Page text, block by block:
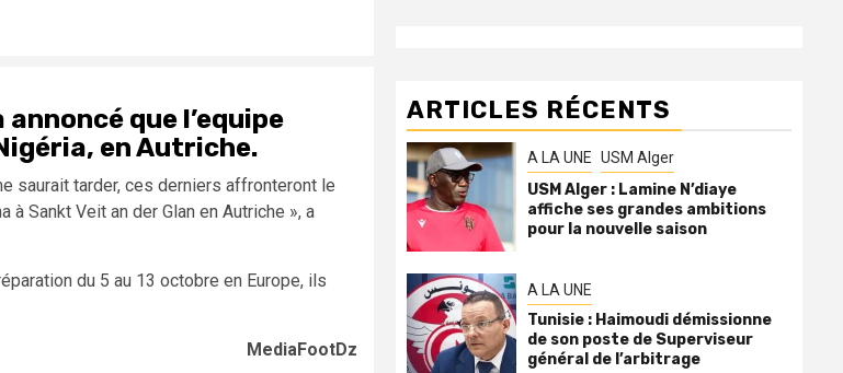
que l’equipe
en Autriche.
saurait tarder, ces derniers affronteront le
Sankt Veit an der Glan en Autriche », a
du 5 au 13 octobre en Europe, ils
MediaFootDz
ARTICLES RÉCENTS
A LA UNE USM Alger
USM Alger : Lamine N’diaye
affiche ses grandes ambitions
pour la nouvelle saison
A LA UNE
Tunisie : Haimoudi démissionne
de son poste de Superviseur
général de l’arbitrage